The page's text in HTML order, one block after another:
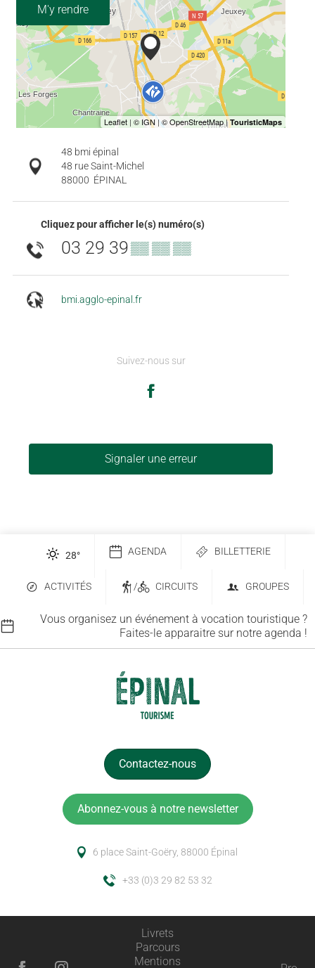
M'y rendre
48 bmi épinal
48 rue Saint-Michel
88000 ÉPINAL
Cliquez pour afficher le(s) numéro(s)
03 29 39▒▒ ▒▒ ▒▒
bmi.agglo-epinal.fr
Suivez-nous sur
Signaler une erreur
28° AGENDA BILLETTERIE
ACTIVITÉS / CIRCUITS GROUPES
Vous organisez un événement à vocation touristique ?
Faites-le apparaitre sur notre agenda !
Contactez-nous
Abonnez-vous à notre newsletter
6 place Saint-Goëry, 88000 Épinal
+33 (0)3 29 82 53 32
Livrets
Parcours
Mentions